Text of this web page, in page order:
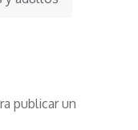
publicar un